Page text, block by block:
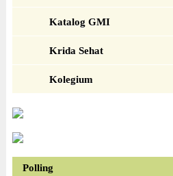
Katalog GMI
Krida Sehat
Kolegium
Polling